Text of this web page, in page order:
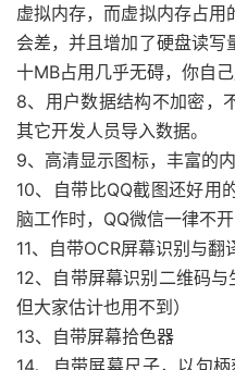
虚拟内存，而虚拟内存占
会差，并且增加了硬盘读
十MB占用几乎无碍，你自
8、用户数据结构不加密，
其它开发人员导入数据。
9、高清显示图标，丰富的内
10、自带比QQ截图还好用
脑工作时，QQ微信一律不
11、自带OCR屏幕识别与翻
12、自带屏幕识别二维码与
但大家估计也用不到）
13、自带屏幕拾色器
14、自带屏幕尺子，以句